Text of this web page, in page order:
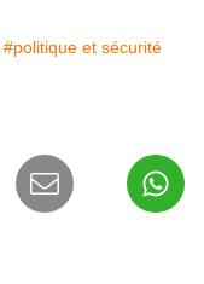
#politique et sécurité